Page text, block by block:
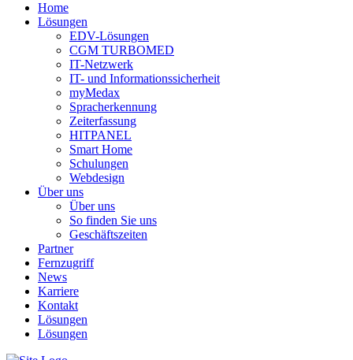
Home
Lösungen
EDV-Lösungen
CGM TURBOMED
IT-Netzwerk
IT- und Informationssicherheit
myMedax
Spracherkennung
Zeiterfassung
HITPANEL
Smart Home
Schulungen
Webdesign
Über uns
Über uns
So finden Sie uns
Geschäftszeiten
Partner
Fernzugriff
News
Karriere
Kontakt
Lösungen
Lösungen